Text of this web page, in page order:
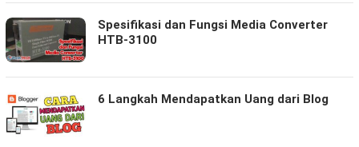
Spesifikasi dan Fungsi Media Converter
HTB-3100
6 Langkah Mendapatkan Uang dari Blog